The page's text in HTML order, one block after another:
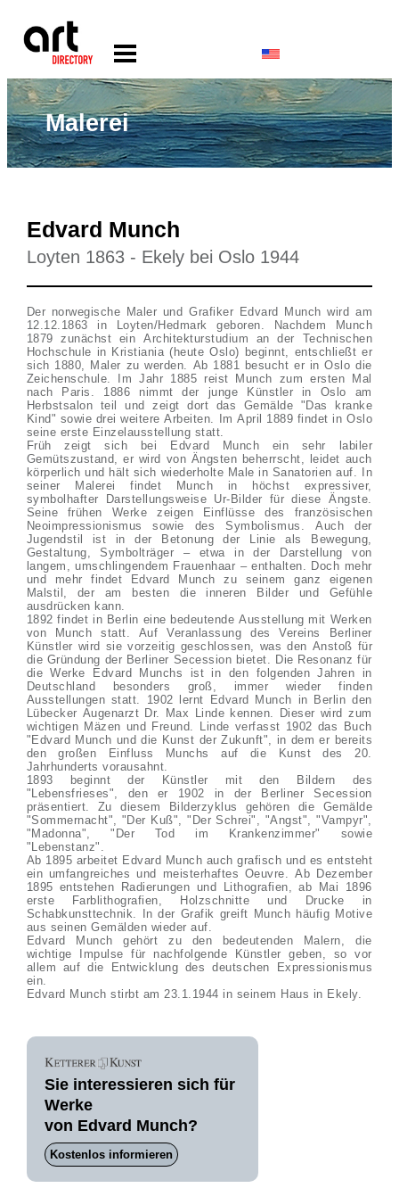
Malerei
Edvard Munch
Loyten 1863 - Ekely bei Oslo 1944
Der norwegische Maler und Grafiker Edvard Munch wird am
12.12.1863 in Loyten/Hedmark geboren. Nachdem Munch
1879 zunächst ein Architekturstudium an der Technischen
Hochschule in Kristiania (heute Oslo) beginnt, entschließt er
sich 1880, Maler zu werden. Ab 1881 besucht er in Oslo die
Zeichenschule. Im Jahr 1885 reist Munch zum ersten Mal
nach Paris. 1886 nimmt der junge Künstler in Oslo am
Herbstsalon teil und zeigt dort das Gemälde "Das kranke
Kind" sowie drei weitere Arbeiten. Im April 1889 findet in Oslo
seine erste Einzelausstellung statt.
Früh zeigt sich bei Edvard Munch ein sehr labiler
Gemütszustand, er wird von Ängsten beherrscht, leidet auch
körperlich und hält sich wiederholte Male in Sanatorien auf. In
seiner Malerei findet Munch in höchst expressiver,
symbolhafter Darstellungsweise Ur-Bilder für diese Ängste.
Seine frühen Werke zeigen Einflüsse des französischen
Neoimpressionismus sowie des Symbolismus. Auch der
Jugendstil ist in der Betonung der Linie als Bewegung,
Gestaltung, Symbolträger – etwa in der Darstellung von
langem, umschlingendem Frauenhaar – enthalten. Doch mehr
und mehr findet Edvard Munch zu seinem ganz eigenen
Malstil, der am besten die inneren Bilder und Gefühle
ausdrücken kann.
1892 findet in Berlin eine bedeutende Ausstellung mit Werken
von Munch statt. Auf Veranlassung des Vereins Berliner
Künstler wird sie vorzeitig geschlossen, was den Anstoß für
die Gründung der Berliner Secession bietet. Die Resonanz für
die Werke Edvard Munchs ist in den folgenden Jahren in
Deutschland besonders groß, immer wieder finden
Ausstellungen statt. 1902 lernt Edvard Munch in Berlin den
Lübecker Augenarzt Dr. Max Linde kennen. Dieser wird zum
wichtigen Mäzen und Freund. Linde verfasst 1902 das Buch
"Edvard Munch und die Kunst der Zukunft", in dem er bereits
den großen Einfluss Munchs auf die Kunst des 20.
Jahrhunderts vorausahnt.
1893 beginnt der Künstler mit den Bildern des
"Lebensfrieses", den er 1902 in der Berliner Secession
präsentiert. Zu diesem Bilderzyklus gehören die Gemälde
"Sommernacht", "Der Kuß", "Der Schrei", "Angst", "Vampyr",
"Madonna", "Der Tod im Krankenzimmer" sowie
"Lebenstanz".
Ab 1895 arbeitet Edvard Munch auch grafisch und es entsteht
ein umfangreiches und meisterhaftes Oeuvre. Ab Dezember
1895 entstehen Radierungen und Lithografien, ab Mai 1896
erste Farblithografien, Holzschnitte und Drucke in
Schabkunsttechnik. In der Grafik greift Munch häufig Motive
aus seinen Gemälden wieder auf.
Edvard Munch gehört zu den bedeutenden Malern, die
wichtige Impulse für nachfolgende Künstler geben, so vor
allem auf die Entwicklung des deutschen Expressionismus
ein.
Edvard Munch stirbt am 23.1.1944 in seinem Haus in Ekely.
Sie interessieren sich für
Werke
von Edvard Munch?
Kostenlos informieren